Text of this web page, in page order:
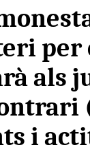
per
als
i